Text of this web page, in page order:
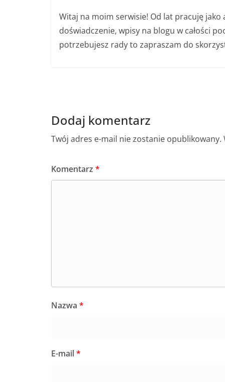
Witaj na moim serwisie! Od lat pracuję
doświadczenie, wpisy na blogu w całości
potrzebujesz rady to zapraszam do
Dodaj komentarz
Twój adres e-mail nie zostanie opublikowany.
Komentarz *
Nazwa *
E-mail*